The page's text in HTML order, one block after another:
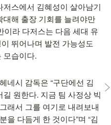
스에서 김혜성이 살아남기
해 출장 기회를 늘려야만
이라 다저스는 다음 세대 유
뛰어나며 발전 가능성도
모습이다.
네시 감독은 “구단에선 김
원한다. 지금 팀 사정상 빅
래서 그를 여기로 내려보내
을 다듬게 한 것이다”며 “김